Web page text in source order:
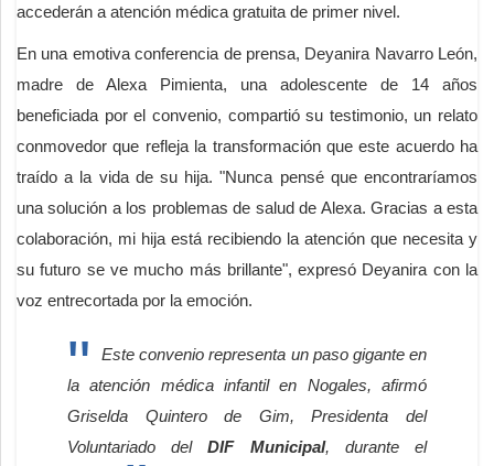
accederán a atención médica gratuita de primer nivel.
En una emotiva conferencia de prensa, Deyanira Navarro León,
madre de Alexa Pimienta, una adolescente de 14 años
beneficiada por el convenio, compartió su testimonio, un relato
conmovedor que refleja la transformación que este acuerdo ha
traído a la vida de su hija. "Nunca pensé que encontraríamos
una solución a los problemas de salud de Alexa. Gracias a esta
colaboración, mi hija está recibiendo la atención que necesita y
su futuro se ve mucho más brillante", expresó Deyanira con la
voz entrecortada por la emoción.
Este convenio representa un paso gigante en
la atención médica infantil en Nogales, afirmó
Griselda Quintero de Gim, Presidenta del
Voluntariado delDIF Municipal, durante el